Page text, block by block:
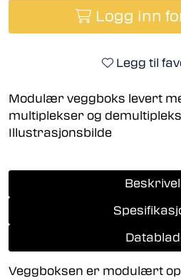
Logg inn
Legg til
Modulær veggboks levert
multiplekser og
Illustrasjonsbilde
Veggboksen er modulært